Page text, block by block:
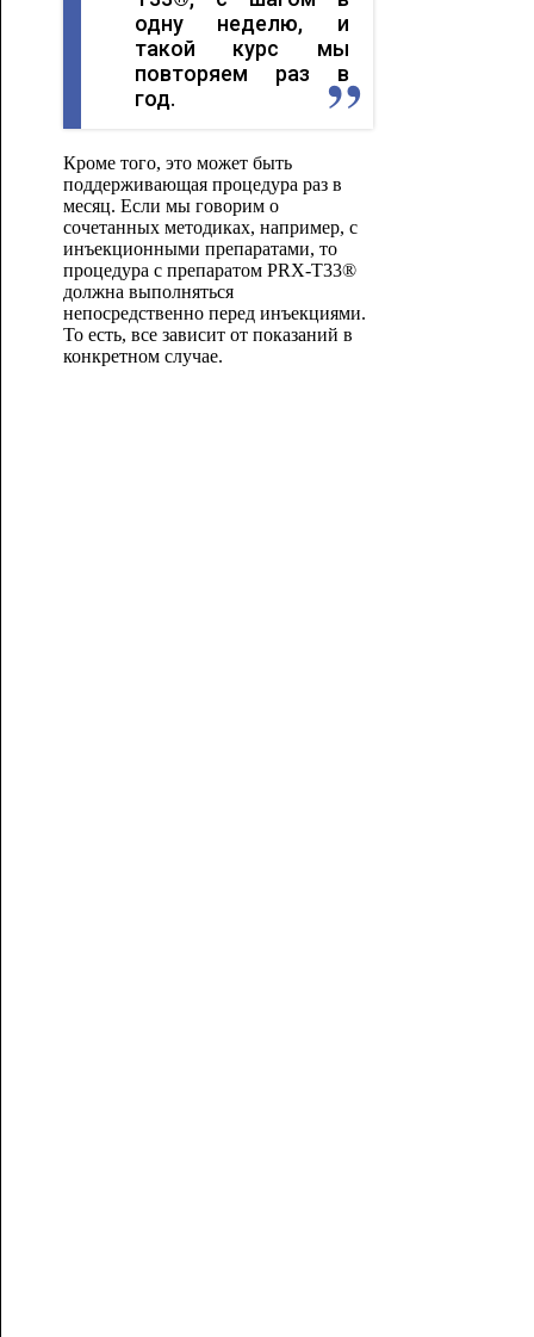
одну неделю, и
такой курс мы
повторяем раз в
год.
Кроме того, это может быть
поддерживающая процедура раз в
месяц. Если мы говорим о
сочетанных методиках, например, с
инъекционными препаратами, то
процедура с препаратом PRX-T33®
должна выполняться
непосредственно перед инъекциями.
То есть, все зависит от показаний в
конкретном случае.